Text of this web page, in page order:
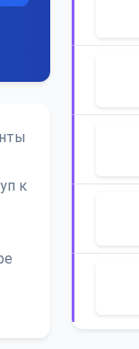
к